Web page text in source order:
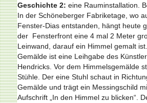
Geschichte 2: eine Rauminstallation.
In der Schöneberger Fabriketage, wo
Fenster-Dias entstanden, hängt heute
der Fensterfront eine 4 mal 2 Meter
Leinwand, darauf ein Himmel gemalt
Gemälde ist eine Leihgabe des
Hendricks. Vor dem Himmelsgemälde
Stühle. Der eine Stuhl schaut in
Gemälde und trägt ein Messingschild
Aufschrift „In den Himmel zu blicken“.